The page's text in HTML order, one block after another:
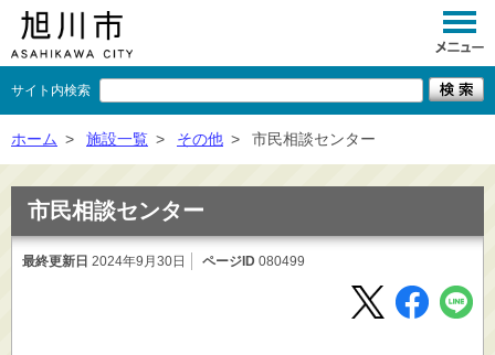
サイト内検索
くらし
事業者向け
ホーム > 施設一覧 > その他 > 市民相談センター
市民相談センター
最終更新日 2024年9月30日 ページID 080499